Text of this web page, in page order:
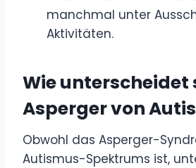
manchmal unter
Aktivitäten.
Wie unterscheidet
Asperger von
Obwohl das Asperger-
Autismus-Spektrums ist,